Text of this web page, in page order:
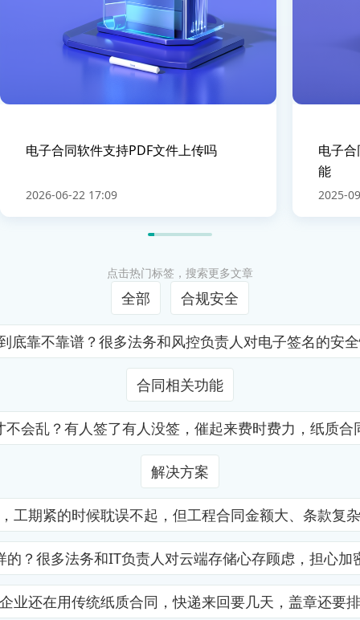
电子合同软件支持PDF文件上传吗
2026-06-22 17:09
电子
能
2025-
点击热门标签，搜索更多文章
全部 合规安全
靠不靠谱？很多法务和风控负责人对电子签名的
合同相关功能
会乱？有人签了有人没签，催起来费时费力，纸质
解决方案
期紧的时候耽误不起，但工程合同金额大、条款
很多法务和IT负责人对云端存储心存顾虑，担
还在用传统纸质合同，快递来回要几天，盖章还